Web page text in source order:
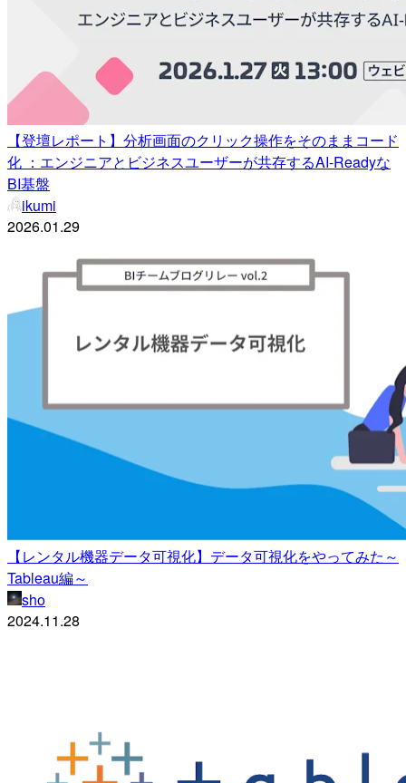
【登壇レポート】分析画面のクリック操作をそのままコード
化 ：エンジニアとビジネスユーザーが共存するAI-Readyな
BI基盤
ikumi
2026.01.29
【レンタル機器データ可視化】データ可視化をやってみた～
Tableau編～
sho
2024.11.28